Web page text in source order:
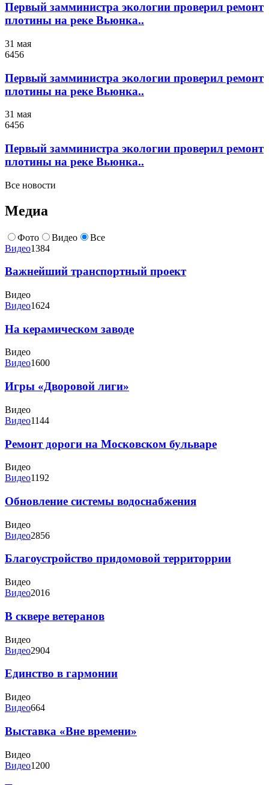
Первый замминистра экологии проверил ремонт
плотины на реке Вьюнка..
31 мая
6456
Первый замминистра экологии проверил ремонт
плотины на реке Вьюнка..
31 мая
6456
Первый замминистра экологии проверил ремонт
плотины на реке Вьюнка..
Все новости
Медиа
Фото Видео
Все
Видео1384
Важнейший транспортный проект
Видео
Видео1624
На керамическом заводе
Видео
Видео1600
Игры «Дворовой лиги»
Видео
Видео1144
Ремонт дороги на Московском бульваре
Видео
Видео1192
Обновление системы водоснабжения
Видео
Видео2856
Благоустройство придомовой территоррии
Видео
Видео2016
В сквере ветеранов
Видео
Видео2904
Единство в гармонии
Видео
Видео664
Выставка «Вне времени»
Видео
Видео1200